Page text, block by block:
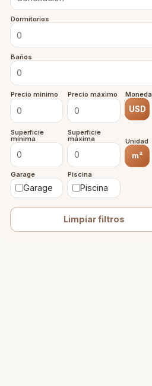
Dormitorios
Baños
Precio mínimo Precio máximo Moneda
USD
Superficie
mínima
Superficie
máxima Unidad
m²
Garage
Garage
Piscina
Piscina
Limpiar filtros